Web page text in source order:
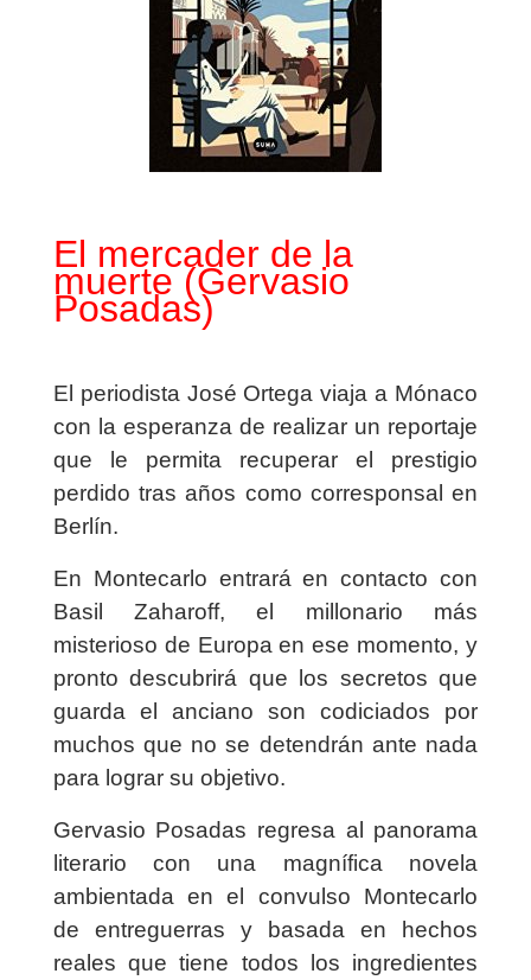
El mercader de la
muerte (Gervasio
Posadas)
El periodista José Ortega viaja a Mónaco
con la esperanza de realizar un reportaje
que le permita recuperar el prestigio
perdido tras años como corresponsal en
Berlín.
En Montecarlo entrará en contacto con
Basil Zaharoff, el millonario más
misterioso de Europa en ese momento, y
pronto descubrirá que los secretos que
guarda el anciano son codiciados por
muchos que no se detendrán ante nada
para lograr su objetivo.
Gervasio Posadas regresa al panorama
literario con una magnífica novela
ambientada en el convulso Montecarlo
de entreguerras y basada en hechos
reales que tiene todos los ingredientes